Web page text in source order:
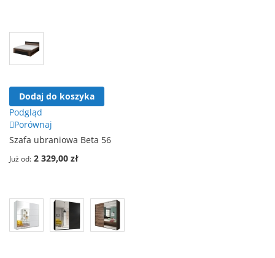
Dodaj do koszyka
Podgląd
Porównaj
Szafa ubraniowa Beta 56
Już od 2 329,00 zł